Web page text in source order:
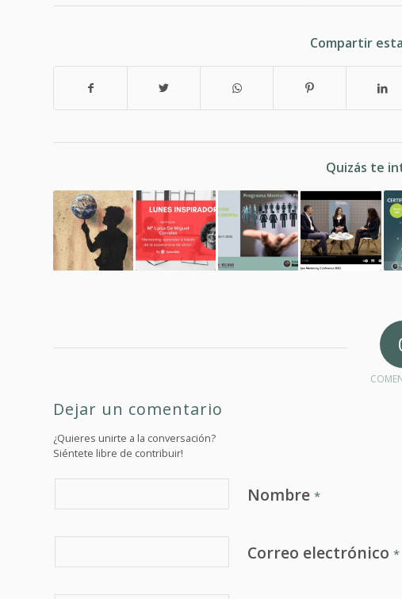
Compartir
Quizás te
Dejar un comentario
¿Quieres unirte a la conversación?
Siéntete libre de contribuir!
Nombre *
Correo electrónico *